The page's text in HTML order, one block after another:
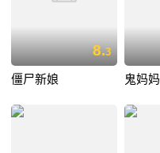
8.3
僵尸新娘 鬼妈妈